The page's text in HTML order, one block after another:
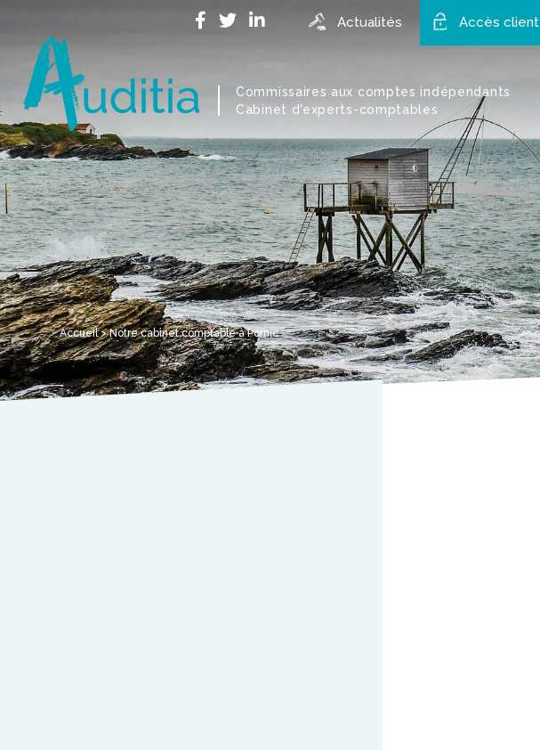
Commissaires aux comptes indépendants
Cabinet d'experts-comptables
Actualités Accès client
Accueil>Notre cabinet comptable à Pornic